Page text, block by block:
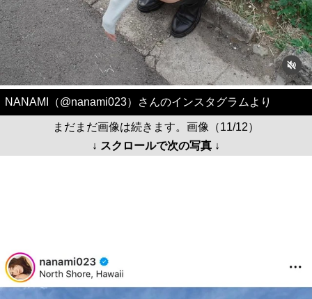
NANAMI（@nanami023）さんのインスタグラムより
まだまだ画像は続きます。画像（11/12）
↓ スクロールで次の写真 ↓